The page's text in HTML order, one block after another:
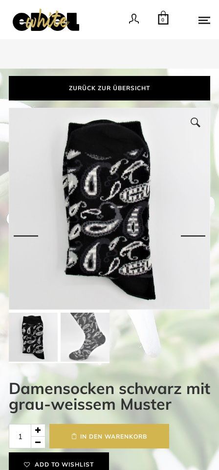
0
ZURÜCK ZUR ÜBERSICHT
Damensocken schwarz mit
grau-weissem Muster
Damensocken
schwarz
IN DEN WARENKORB
ADD TO WISHLIST